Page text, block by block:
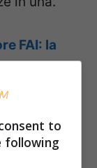
FAI: la
to
following